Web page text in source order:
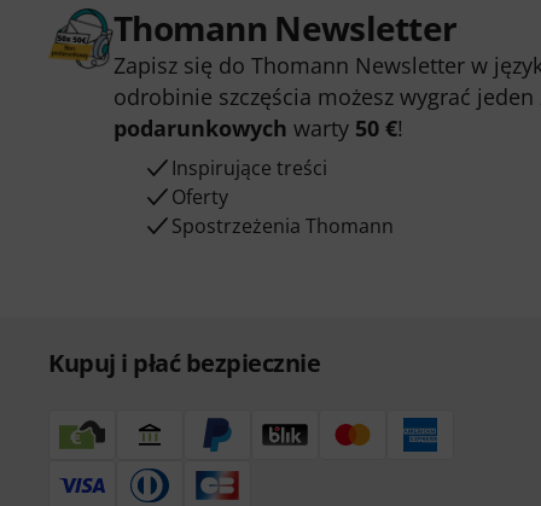
Thomann Newsletter
Zapisz się do Thomann Newsletter w
odrobinie szczęścia możesz wygrać
podarunkowych warty 50 €!
Inspirujące treści
Oferty
Spostrzeżenia Thomann
Kupuj i płać bezpiecznie